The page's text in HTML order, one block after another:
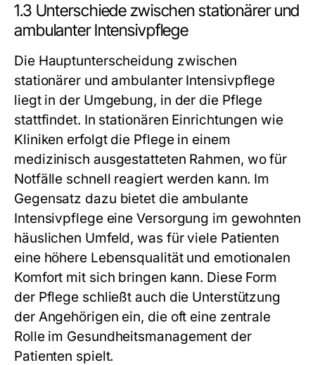
1.3 Unterschiede zwischen stationärer und
ambulanter Intensivpflege
Die Hauptunterscheidung zwischen
stationärer und ambulanter Intensivpflege
liegt in der Umgebung, in der die Pflege
stattfindet. In stationären Einrichtungen wie
Kliniken erfolgt die Pflege in einem
medizinisch ausgestatteten Rahmen, wo für
Notfälle schnell reagiert werden kann. Im
Gegensatz dazu bietet die ambulante
Intensivpflege eine Versorgung im gewohnten
häuslichen Umfeld, was für viele Patienten
eine höhere Lebensqualität und emotionalen
Komfort mit sich bringen kann. Diese Form
der Pflege schließt auch die Unterstützung
der Angehörigen ein, die oft eine zentrale
Rolle im Gesundheitsmanagement der
Patienten spielt.